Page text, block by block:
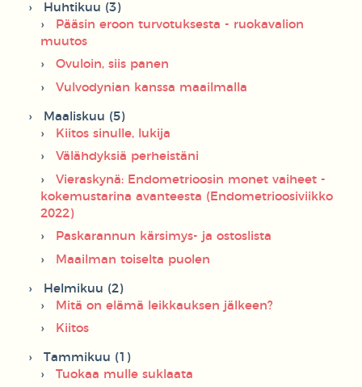
Huhtikuu (3)
Pääsin eroon turvotuksesta - ruokavalion
muutos
Ovuloin, siis panen
Vulvodynian kanssa maailmalla
Maaliskuu (5)
Kiitos sinulle, lukija
Välähdyksiä perheistäni
Vieraskynä: Endometrioosin monet vaiheet -
kokemustarina avanteesta (Endometrioosiviikko
2022)
Paskarannun kärsimys- ja ostoslista
Maailman toiselta puolen
Helmikuu (2)
Mitä on elämä leikkauksen jälkeen?
Kiitos
Tammikuu (1)
Tuokaa mulle suklaata